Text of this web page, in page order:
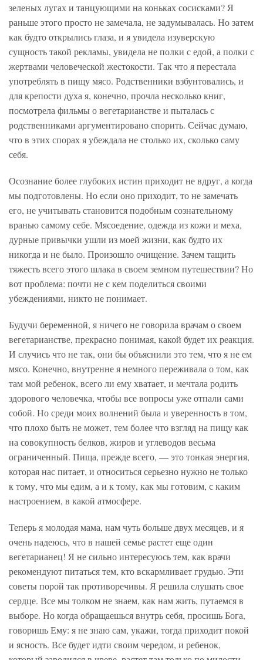
зеленых лугах и танцующими на коньках сосисками? Я
раньше этого просто не замечала, не задумывалась. Но затем
как будто открылись глаза, и я увидела изуверскую
сущность такой рекламы, увидела не полки с едой, а полки с
жертвами человеческой жестокости. Так что я перестала
употреблять в пищу мясо. Родственники взбунтовались, и
для крепости духа я, конечно, прочла несколько книг,
посмотрела фильмы о вегетарианстве и пыталась с
родственниками аргументировано спорить. Сейчас думаю,
что в этих спорах я убеждала не столько их, сколько саму
себя.
Осознание более глубоких истин приходит не вдруг, а когда
мы подготовлены. Но если оно приходит, то не замечать
его, не учитывать становится подобным сознательному
вранью самому себе. Мясоедение, одежда из кожи и меха,
дурные привычки ушли из моей жизни, как будто их
никогда и не было. Произошло очищение. Зачем тащить
тяжесть всего этого шлака в своем земном путешествии? Но
вот проблема: почти не с кем поделиться своими
убеждениями, никто не понимает.
Будучи беременной, я ничего не говорила врачам о своем
вегетарианстве, прекрасно понимая, какой будет их реакция.
И случись что не так, они бы объяснили это тем, что я не ем
мясо. Конечно, внутренне я немного переживала о том, как
там мой ребенок, всего ли ему хватает, и мечтала родить
здорового человечка, чтобы все вопросы уже отпали сами
собой. Но среди моих волнений была и уверенность в том,
что плохо быть не может, тем более что взгляд на пищу как
на совокупность белков, жиров и углеводов весьма
ограниченный. Пища, прежде всего, — это тонкая энергия,
которая нас питает, и относиться серьезно нужно не только
к тому, что мы едим, а и к тому, как мы готовим, с каким
настроением, в какой атмосфере.
Теперь я молодая мама, нам чуть больше двух месяцев, и я
очень надеюсь, что в нашей семье растет еще один
вегетарианец! Я не сильно интересуюсь тем, как врачи
рекомендуют питаться тем, кто вскармливает грудью. Эти
советы порой так противоречивы. Я решила слушать свое
сердце. Все мы толком не знаем, как нам жить, путаемся в
выборе. Но когда обращаешься внутрь себя, просишь Бога,
говоришь Ему: я не знаю сам, укажи, тогда приходит покой
и ясность. Все будет идти своим чередом, и ребенок,